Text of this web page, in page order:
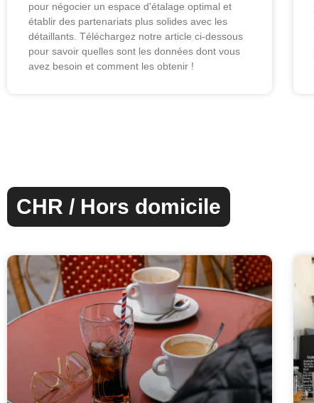
pour négocier un espace d'étalage optimal et
établir des partenariats plus solides avec les
détaillants. Téléchargez notre article ci-dessous
pour savoir quelles sont les données dont vous
avez besoin et comment les obtenir !
CHR / Hors domicile